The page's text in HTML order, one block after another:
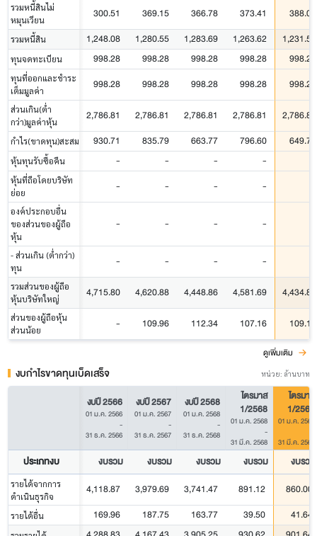
รวมหนี้สินไม่
หมุนเวียน
300.51 369.15 366.78 373.41 388.04
รวมหนี้สิน 1,248.08 1,280.55 1,283.69 1,263.62 1,231.55
ทุนจดทะเบียน 998.28 998.28 998.28 998.28 998.28
ทุนที่ออกและชำระ
เต็มมูลค่า
998.28 998.28 998.28 998.28 998.28
ส่วนเกิน(ต่ำ
กว่า)มูลค่าหุ้น
2,786.81 2,786.81 2,786.81 2,786.81 2,786.81
กำไร(ขาดทุน)สะสม 930.71 835.79 663.77 796.60 649.79
หุ้นทุนรับซื้อคืน - - - -
หุ้นที่ถือโดยบริษัท
ย่อย
- - - -
องค์ประกอบอื่น
ของส่วนของผู้ถือ
หุ้น
- - - -
- ส่วนเกิน (ต่ำกว่า)
ทุน
- - - -
รวมส่วนของผู้ถือ
หุ้นบริษัทใหญ่
4,715.80 4,620.88 4,448.86 4,581.69 4,434.88
ส่วนของผู้ถือหุ้น
ส่วนน้อย
- 109.96 112.34 107.16 109.19
ดูเพิ่มเติม
งบกำไรขาดทุนเบ็ดเสร็จ หน่วย: ล้านบาท
งบปี 2566
01 ม.ค. 2566
-
31 ธ.ค. 2566
งบปี 2567
01 ม.ค. 2567
-
31 ธ.ค. 2567
งบปี 2568
01 ม.ค. 2568
-
31 ธ.ค. 2568
ไตรมาส
1/2568
01 ม.ค. 2568
-
31 มี.ค. 2568
ไตรมาส
1/2569
01 ม.ค. 2569
31 มี.ค. 2569
ประเภทงบ งบรวม งบรวม งบรวม งบรวม งบรวม
รายได้จากการ
ดำเนินธุรกิจ
4,118.87 3,979.69 3,741.47 891.12 860.00
รายได้อื่น 169.96 187.75 163.77 39.50 41.64